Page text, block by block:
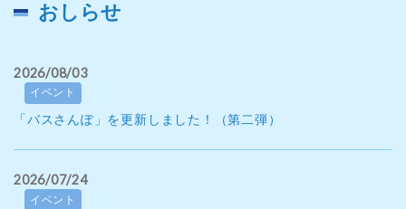
おしらせ
2026/08/03
イベント
「バスさんぽ」を更新しました！（第二弾）
2026/07/24
イベント